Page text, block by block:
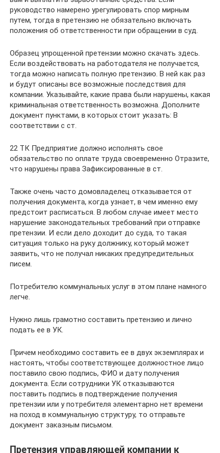
руководство намерено урегулировать спор мирным
путем, тогда в претензию не обязательно включать
положения об ответственности при обращении в суд.
Образец упрощенной претензии можно скачать здесь.
Если воздействовать на работодателя не получается,
тогда можно написать полную претензию. В ней как раз
и будут описаны все возможные последствия для
компании. Указывайте, какие права были нарушены, какая
криминальная ответственность возможна. Дополните
документ пунктами, в которых стоит указать: В
соответствии с ст.
22 ТК Предприятие должно исполнять свое
обязательство по оплате труда своевременно Отразите,
что нарушены права Зафиксированные в ст.
Также очень часто домовладелец отказывается от
получения документа, когда узнает, в чем именно ему
предстоит расписаться. В любом случае имеет место
нарушение законодательных требований при отправке
претензии. И если дело доходит до суда, то такая
ситуация только на руку должнику, который может
заявить, что не получал никаких предупредительных
писем.
Потребителю коммунальных услуг в этом плане намного
легче.
Нужно лишь грамотно составить претензию и лично
подать ее в УК.
Причем необходимо составить ее в двух экземплярах и
настоять, чтобы соответствующее должностное лицо
поставило свою подпись, ФИО и дату получения
документа. Если сотрудники УК отказываются
поставить подпись в подтверждение получения
претензии или у потребителя элементарно нет времени
на поход в коммунальную структуру, то отправьте
документ заказным письмом.
Претензия управляющей компании к